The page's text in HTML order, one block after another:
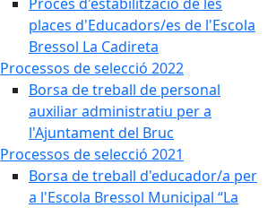
places d'Educadors/es de l'Escola
Bressol La Cadireta
Processos de selecció 2022
Borsa de treball de personal
auxiliar administratiu per a
l'Ajuntament del Bruc
Processos de selecció 2021
Borsa de treball d'educador/a per
a l'Escola Bressol Municipal “La